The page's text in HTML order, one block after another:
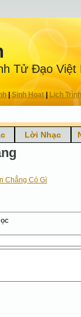
Tử Ðạo Việt
|Sinh Hoạt| Lịch Trình
Lời Nhạc
Chẳng Có Gì